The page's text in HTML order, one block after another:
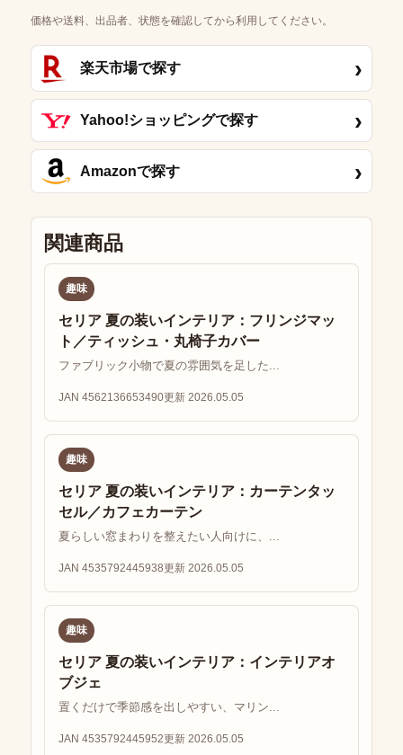
価格や送料、出品者、状態を確認してから利用してください。
楽天市場で探す ›
Yahoo!ショッピングで探す ›
Amazonで探す ›
関連商品
趣味
セリア 夏の装いインテリア：フリンジマッ
ト／ティッシュ・丸椅子カバー
ファブリック小物で夏の雰囲気を足した...
JAN 4562136653490更新 2026.05.05
趣味
セリア 夏の装いインテリア：カーテンタッ
セル／カフェカーテン
夏らしい窓まわりを整えたい人向けに、...
JAN 4535792445938更新 2026.05.05
趣味
セリア 夏の装いインテリア：インテリアオ
ブジェ
置くだけで季節感を出しやすい、マリン...
JAN 4535792445952更新 2026.05.05